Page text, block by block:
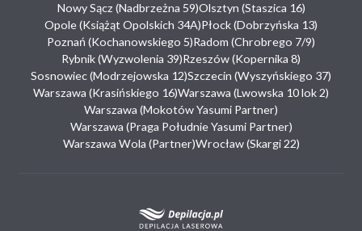
Nowy Sącz (Nadbrzeżna 59)Olsztyn (Staszica 16)
Opole (Książąt Opolskich 34A)Płock (Dobrzyńska 13)
Poznań (Kochanowskiego 5)Radom (Chrobrego 7/9)
Rybnik (Wyzwolenia 39)Rzeszów (Kopernika 8)
Sosnowiec (Modrzejowska 12)Szczecin (Wyszyńskiego 37)
Warszawa (Krasińskiego 16)Warszawa (Lwowska 10 lok 2)
Warszawa (Mokotów Yasumi Partner)
Warszawa (Praga Południe Yasumi Partner)
Warszawa Wola (Partner)Wrocław (Skargi 22)